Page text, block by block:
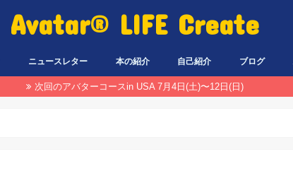
Avatar® LIFE Create
ニュースレター 本の紹介 自己紹介 ブログ
次回のアバターコースin USA 7月4日(土)〜12日(日)